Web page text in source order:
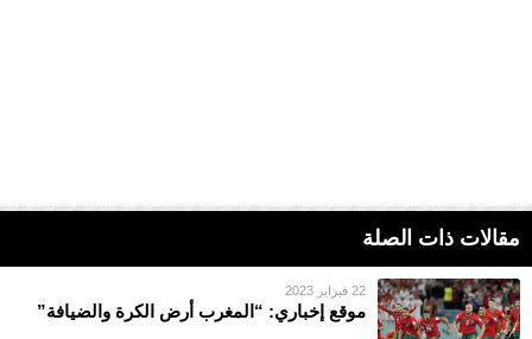
مقالات ذات الصلة
22 فبراير 2023
موقع إخباري: “المغرب أرض الكرة والضيافة”